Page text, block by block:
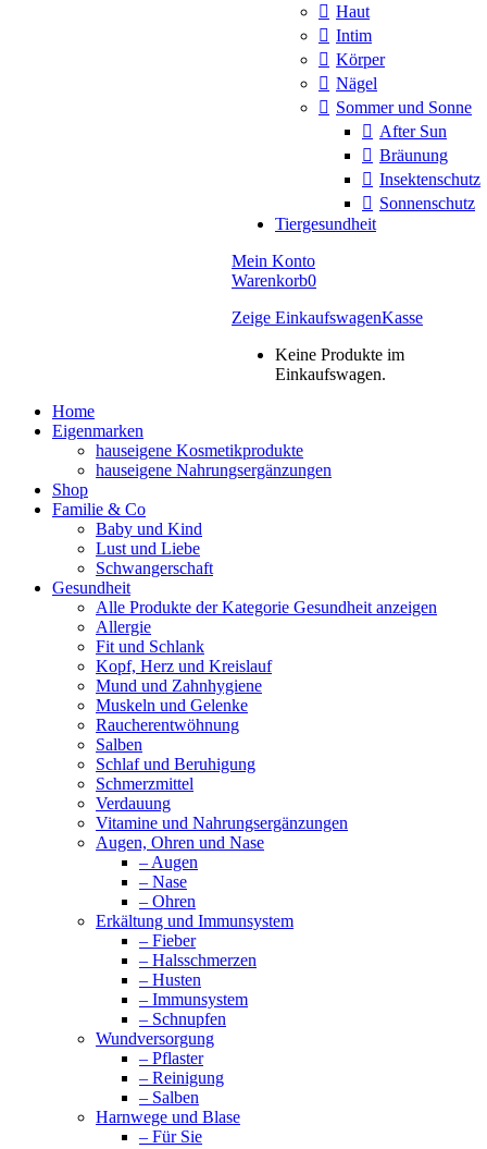
Haut
Intim
Körper
Nägel
Sommer und Sonne
After Sun
Bräunung
Insektenschutz
Sonnenschutz
Tiergesundheit
Mein Konto
Warenkorb0
Zeige EinkaufswagenKasse
Keine Produkte im
Einkaufswagen.
Home
Eigenmarken
hauseigene Kosmetikprodukte
hauseigene Nahrungsergänzungen
Shop
Familie & Co
Baby und Kind
Lust und Liebe
Schwangerschaft
Gesundheit
Alle Produkte der Kategorie Gesundheit anzeigen
Allergie
Fit und Schlank
Kopf, Herz und Kreislauf
Mund und Zahnhygiene
Muskeln und Gelenke
Raucherentwöhnung
Salben
Schlaf und Beruhigung
Schmerzmittel
Verdauung
Vitamine und Nahrungsergänzungen
Augen, Ohren und Nase
– Augen
– Nase
– Ohren
Erkältung und Immunsystem
– Fieber
– Halsschmerzen
– Husten
– Immunsystem
– Schnupfen
Wundversorgung
– Pflaster
– Reinigung
– Salben
Harnwege und Blase
– Für Sie